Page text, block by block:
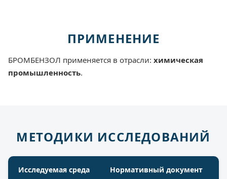
ПРИМЕНЕНИЕ
БРОМБЕНЗОЛ применяется в отрасли: химическая
промышленность.
МЕТОДИКИ ИССЛЕДОВАНИЙ
Исследуемая среда Нормативный документ